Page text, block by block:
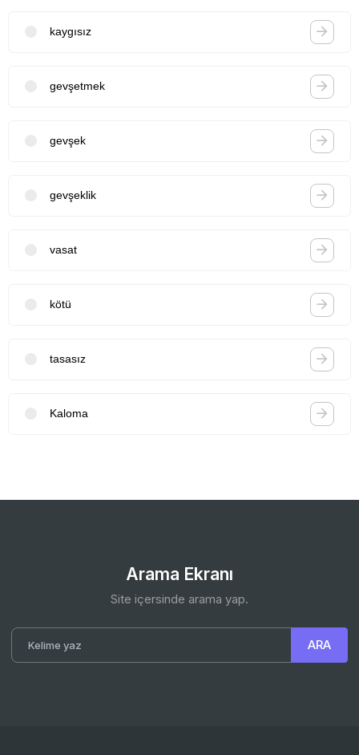
kaygısız
gevşetmek
gevşek
gevşeklik
vasat
kötü
tasasız
Kaloma
Arama Ekranı
Site içersinde arama yap.